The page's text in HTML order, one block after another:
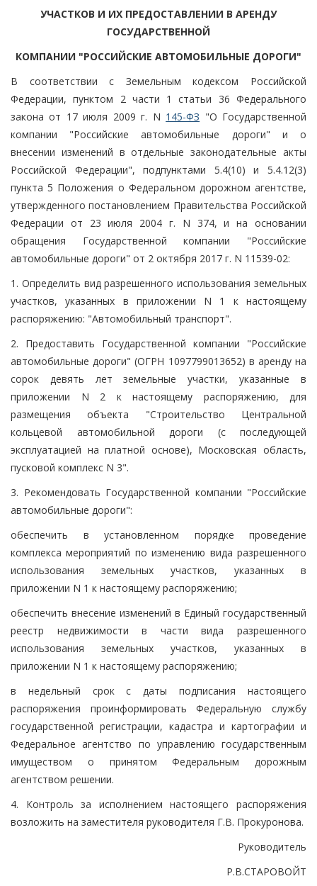
УЧАСТКОВ И ИХ ПРЕДОСТАВЛЕНИИ В АРЕНДУ
ГОСУДАРСТВЕННОЙ
КОМПАНИИ "РОССИЙСКИЕ АВТОМОБИЛЬНЫЕ ДОРОГИ"
В соответствии с Земельным кодексом Российской
Федерации, пунктом 2 части 1 статьи 36 Федерального
закона от 17 июля 2009 г. N 145-ФЗ "О Государственной
компании "Российские автомобильные дороги" и о
внесении изменений в отдельные законодательные акты
Российской Федерации", подпунктами 5.4(10) и 5.4.12(3)
пункта 5 Положения о Федеральном дорожном агентстве,
утвержденного постановлением Правительства Российской
Федерации от 23 июля 2004 г. N 374, и на основании
обращения Государственной компании "Российские
автомобильные дороги" от 2 октября 2017 г. N 11539-02:
1. Определить вид разрешенного использования земельных
участков, указанных в приложении N 1 к настоящему
распоряжению: "Автомобильный транспорт".
2. Предоставить Государственной компании "Российские
автомобильные дороги" (ОГРН 1097799013652) в аренду на
сорок девять лет земельные участки, указанные в
приложении N 2 к настоящему распоряжению, для
размещения объекта "Строительство Центральной
кольцевой автомобильной дороги (с последующей
эксплуатацией на платной основе), Московская область,
пусковой комплекс N 3".
3. Рекомендовать Государственной компании "Российские
автомобильные дороги":
обеспечить в установленном порядке проведение
комплекса мероприятий по изменению вида разрешенного
использования земельных участков, указанных в
приложении N 1 к настоящему распоряжению;
обеспечить внесение изменений в Единый государственный
реестр недвижимости в части вида разрешенного
использования земельных участков, указанных в
приложении N 1 к настоящему распоряжению;
в недельный срок с даты подписания настоящего
распоряжения проинформировать Федеральную службу
государственной регистрации, кадастра и картографии и
Федеральное агентство по управлению государственным
имуществом о принятом Федеральным дорожным
агентством решении.
4. Контроль за исполнением настоящего распоряжения
возложить на заместителя руководителя Г.В. Прокуронова.
Руководитель
Р.В.СТАРОВОЙТ